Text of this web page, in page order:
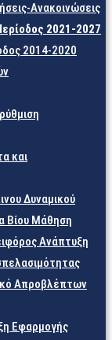
Ανακοινώσεις
2021-2027
2014-2020
και
Δυναμικού
Βίου Μάθηση
Ανάπτυξη
Απροβλέπτων
Εφαρμογής